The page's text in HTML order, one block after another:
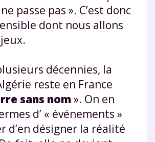
passe pas ». C’est donc
dont nous allons
décennies, la
reste en France
sans nom ». On en
d’ « événements »
d’en désigner la réalité